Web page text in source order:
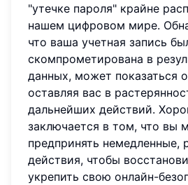
"утечке пароля" крайне
нашем цифровом мире.
что ваша учетная запись
скомпрометирована в
данных, может
оставляя вас в
дальнейших действий.
заключается в том, что вы
предпринять немедленные,
действия, чтобы
укрепить свою онлайн-